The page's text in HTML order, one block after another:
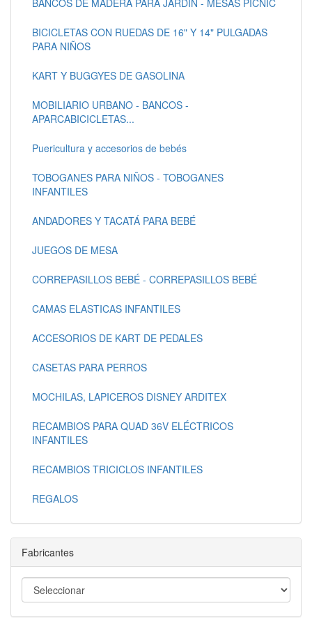
BICICLETAS CON RUEDAS DE 16" Y 14" PULGADAS
PARA NIÑOS
KART Y BUGGYES DE GASOLINA
MOBILIARIO URBANO - BANCOS -
APARCABICICLETAS...
Puericultura y accesorios de bebés
TOBOGANES PARA NIÑOS - TOBOGANES
INFANTILES
ANDADORES Y TACATÁ PARA BEBÉ
JUEGOS DE MESA
CORREPASILLOS BEBÉ - CORREPASILLOS BEBÉ
CAMAS ELASTICAS INFANTILES
ACCESORIOS DE KART DE PEDALES
CASETAS PARA PERROS
MOCHILAS, LAPICEROS DISNEY ARDITEX
RECAMBIOS PARA QUAD 36V ELÉCTRICOS
INFANTILES
RECAMBIOS TRICICLOS INFANTILES
REGALOS
Fabricantes